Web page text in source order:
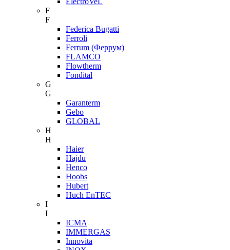
F
F
Federica Bugatti
Ferroli
Ferrum (Феррум)
FLAMCO
Flowtherm
Fondital
G
G
Garanterm
Gebo
GLOBAL
H
H
Haier
Hajdu
Henco
Hoobs
Hubert
Huch EnTEC
I
I
ICMA
IMMERGAS
Innovita